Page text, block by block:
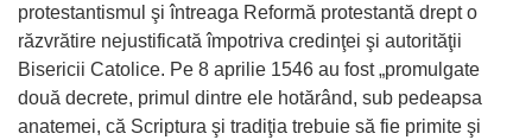
protestantismul şi întreaga Reformă protestantă drept o
răzvrătire nejustificată împotriva credinţei şi autorităţii
Bisericii Catolice. Pe 8 aprilie 1546 au fost „promulgate
două decrete, primul dintre ele hotărând, sub pedeapsa
anatemei, că Scriptura şi tradiţia trebuie să fie primite şi